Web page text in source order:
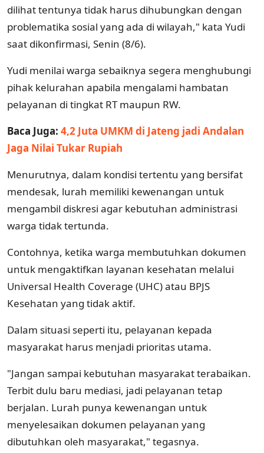
dilihat tentunya tidak harus dihubungkan dengan
problematika sosial yang ada di wilayah," kata Yudi
saat dikonfirmasi, Senin (8/6).
Yudi menilai warga sebaiknya segera menghubungi
pihak kelurahan apabila mengalami hambatan
pelayanan di tingkat RT maupun RW.
Baca Juga: 4,2 Juta UMKM di Jateng jadi Andalan
Jaga Nilai Tukar Rupiah
Menurutnya, dalam kondisi tertentu yang bersifat
mendesak, lurah memiliki kewenangan untuk
mengambil diskresi agar kebutuhan administrasi
warga tidak tertunda.
Contohnya, ketika warga membutuhkan dokumen
untuk mengaktifkan layanan kesehatan melalui
Universal Health Coverage (UHC) atau BPJS
Kesehatan yang tidak aktif.
Dalam situasi seperti itu, pelayanan kepada
masyarakat harus menjadi prioritas utama.
"Jangan sampai kebutuhan masyarakat terabaikan.
Terbit dulu baru mediasi, jadi pelayanan tetap
berjalan. Lurah punya kewenangan untuk
menyelesaikan dokumen pelayanan yang
dibutuhkan oleh masyarakat," tegasnya.